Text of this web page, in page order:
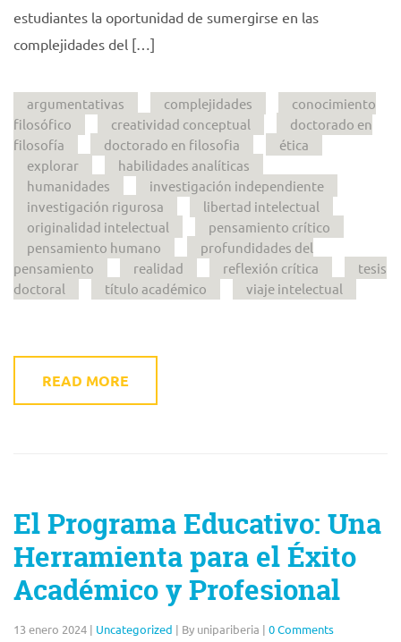
estudiantes la oportunidad de sumergirse en las
complejidades del […]
argumentativas complejidades
conocimiento
filosófico
creatividad conceptual
doctorado en
filosofía
doctorado en filosofia
ética
explorar
habilidades analíticas
humanidades
investigación independiente
investigación rigurosa
libertad intelectual
originalidad intelectual
pensamiento crítico
pensamiento humano
profundidades del
pensamiento
realidad reflexión crítica
tesis
doctoral
título académico viaje intelectual
READ MORE
El Programa Educativo: Una
Herramienta para el Éxito
Académico y Profesional
13 enero 2024 | Uncategorized | By unipariberia | 0 Comments